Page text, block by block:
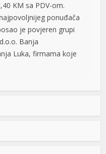
KM sa PDV-om.
ponuđača
je povjeren grupi
Banja
Luka, firmama koje
se oprašta od jednog
je Drago Galić iz
rukovodioca u